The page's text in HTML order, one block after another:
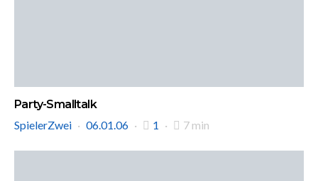
Party-Smalltalk
SpielerZwei
06.01.06 1 7 min